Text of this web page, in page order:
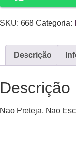
SKU: 668 Categoria:
Descrição
Descrição
Não Preteja, Não